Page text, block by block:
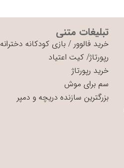
تبلیغات متنی
خرید فالوور /بازی کودکانه دخترانه
رپورتاژ/کیت اعتیاد
خرید رپورتاژ
سم برای موش
بزرگترین سازنده دریچه و دمپر